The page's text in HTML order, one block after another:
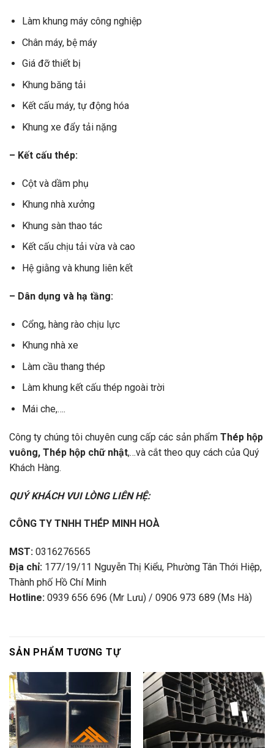
Làm khung máy công nghiệp
Chân máy, bệ máy
Giá đỡ thiết bị
Khung băng tải
Kết cấu máy, tự động hóa
Khung xe đẩy tải nặng
– Kết cấu thép:
Cột và dầm phụ
Khung nhà xưởng
Khung sàn thao tác
Kết cấu chịu tải vừa và cao
Hệ giằng và khung liên kết
– Dân dụng và hạ tầng:
Cổng, hàng rào chịu lực
Khung nhà xe
Làm cầu thang thép
Làm khung kết cấu thép ngoài trời
Mái che,….
Công ty chúng tôi chuyên cung cấp các sản phẩm Thép hộp
vuông, Thép hộp chữ nhật,…và cắt theo quy cách của Quý
Khách Hàng.
QUÝ KHÁCH VUI LÒNG LIÊN HỆ:
CÔNG TY TNHH THÉP MINH HOÀ
MST: 0316276565
Địa chỉ: 177/19/11 Nguyễn Thị Kiểu, Phường Tân Thới Hiệp,
Thành phố Hồ Chí Minh
Hotline: 0939 656 696 (Mr Lưu) / 0906 973 689 (Ms Hà)
SẢN PHẨM TƯƠNG TỰ